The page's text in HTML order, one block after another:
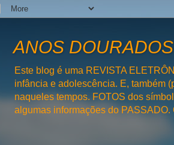
ANOS
Este blog é uma REVISTA
infância e adolescência. E, também
naqueles tempos. FOTOS dos
algumas informações do